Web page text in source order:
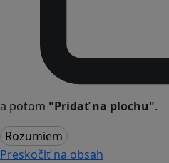
a potom "Pridať na plochu".
Rozumiem
Preskočiť na obsah